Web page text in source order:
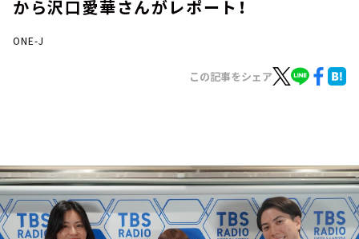
イベント・グッズ
YouTube
会社情報
から沢口愛華さんがレポート！
ONE-J
この記事をシェア